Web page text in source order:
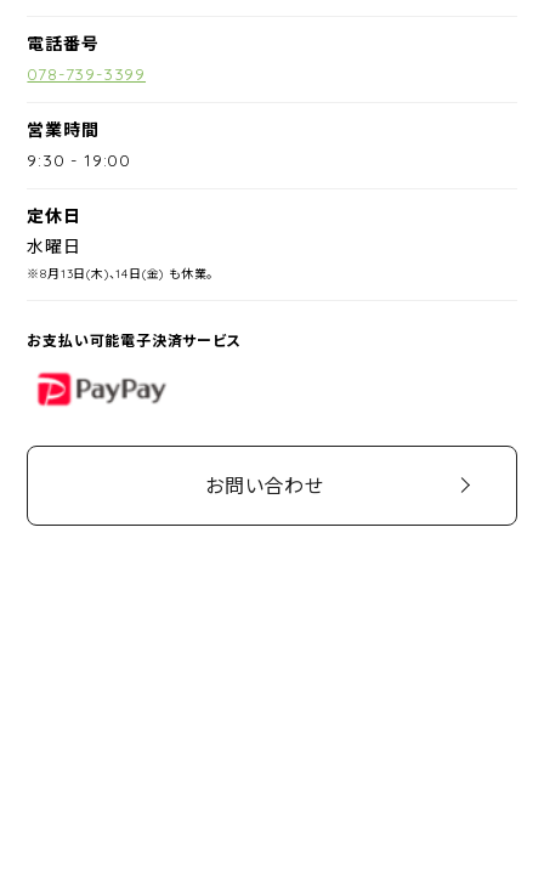
電話番号
078-739-3399
営業時間
9:30 -19:00
定休日
水曜日
※8月13日(木)、14日(金) も休業。
お支払い可能電子決済サービス
PayPay
お問い合わせ